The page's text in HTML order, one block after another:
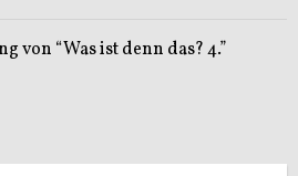
von “Was ist denn das? 4.”